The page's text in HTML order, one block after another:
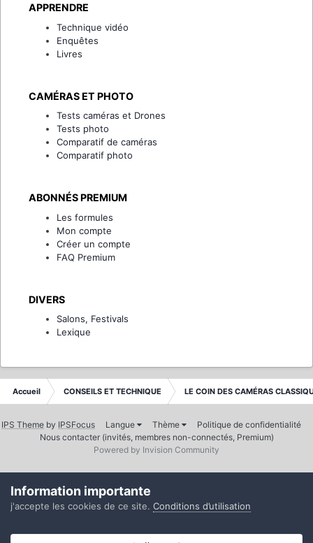
APPRENDRE
Technique vidéo
Enquêtes
Livres
CAMÉRAS ET PHOTO
Tests caméras et Drones
Tests photo
Comparatif de caméras
Comparatif photo
ABONNÉS PREMIUM
Les formules
Mon compte
Créer un compte
FAQ Premium
DIVERS
Salons, Festivals
Lexique
Accueil CONSEILS ET TECHNIQUE LE COIN DES CAMÉRAS
IPS Theme by IPSFocus Langue Thème
Politique de confidentialité
Nous contacter (invités, membres non-connectés, Premium)
Powered by Invision Community
Information importante
j'accepte les cookies de ce site. Conditions d’utilisation